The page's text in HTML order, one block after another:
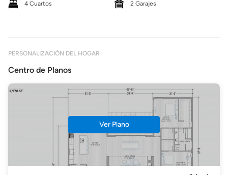
4 Cuartos 2 Garajes
PERSONALIZACIÓN DEL HOGAR
Centro de Planos
Ver Plano